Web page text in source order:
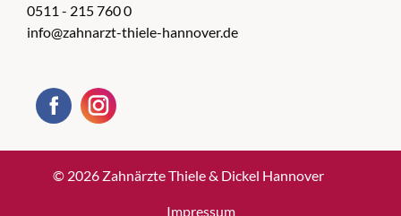
0511 - 215 760 0
info@zahnarzt-thiele-hannover.de
© 2026 Zahnärzte Thiele & Dickel Hannover
Impressum